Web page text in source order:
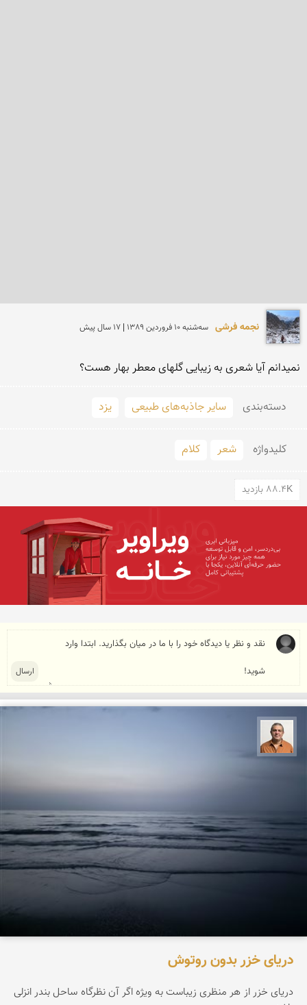
نجمه فرشی سه‌شنبه 10 فروردين 1389 | 17 سال پیش
نمیدانم آیا شعری به زیبایی گلهای معطر بهار هست؟
دسته‌بندی سایر جاذبه‌های طبیعی یزد
کلید‌واژه شعر کلام
88.4K بازدید
دریای خزر بدون روتوش
دریای خزر از هر منظری زیباست به ویژه اگر آن نظرگاه ساحل بندر انزلی